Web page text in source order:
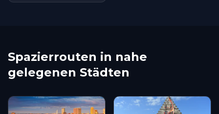
Spazierrouten in nahe
gelegenen Städten